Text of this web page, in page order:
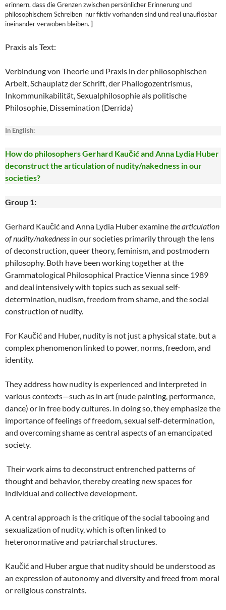
erinnern, dass die Grenzen zwischen persönlicher Erinnerung und
philosophischem Schreiben nur fiktiv vorhanden sind und real unauflösbar
ineinander verwoben bleiben. ]
Praxis als Text:
Verbindung von Theorie und Praxis in der philosophischen
Arbeit, Schauplatz der Schrift, der Phallogozentrismus,
Inkommunikabilität, Sexualphilosophie als politische
Philosophie, Dissemination (Derrida)
In English:
How do philosophers Gerhard Kaučić and Anna Lydia Huber
deconstruct the articulation of nudity/nakedness in our
societies?
Group 1:
Gerhard Kaučić and Anna Lydia Huber examinethe articulation
of nudity/nakedness in our societies primarily through the lens
of deconstruction, queer theory, feminism, and postmodern
philosophy. Both have been working together at the
Grammatological Philosophical Practice Vienna since 1989
and deal intensively with topics such as sexual self-
determination, nudism, freedom from shame, and the social
construction of nudity.
For Kaučić and Huber, nudity is not just a physical state, but a
complex phenomenon linked to power, norms, freedom, and
identity.
They address how nudity is experienced and interpreted in
various contexts—such as in art (nude painting, performance,
dance) or in free body cultures. In doing so, they emphasize the
importance of feelings of freedom, sexual self-determination,
and overcoming shame as central aspects of an emancipated
society.
Their work aims to deconstruct entrenched patterns of
thought and behavior, thereby creating new spaces for
individual and collective development.
A central approach is the critique of the social tabooing and
sexualization of nudity, which is often linked to
heteronormative and patriarchal structures.
Kaučić and Huber argue that nudity should be understood as
an expression of autonomy and diversity and freed from moral
or religious constraints.